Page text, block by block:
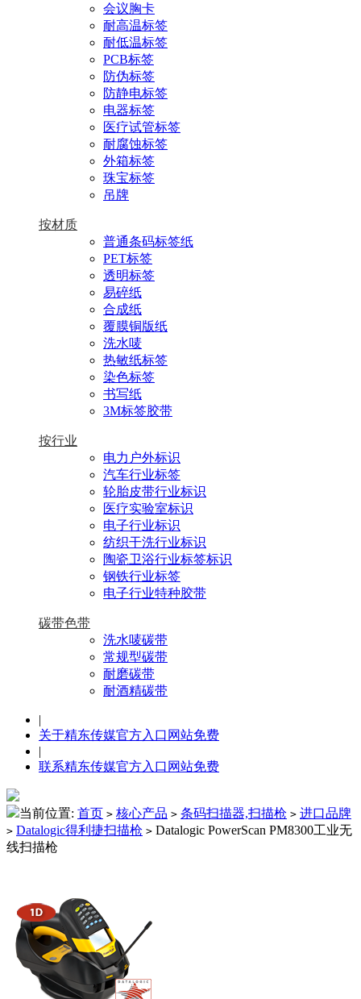
会议胸卡
耐高温标签
耐低温标签
PCB标签
防伪标签
防静电标签
电器标签
医疗试管标签
耐腐蚀标签
外箱标签
珠宝标签
吊牌
按材质
普通条码标签纸
PET标签
透明标签
易碎纸
合成纸
覆膜铜版纸
洗水唛
热敏纸标签
染色标签
书写纸
3M标签胶带
按行业
电力户外标识
汽车行业标签
轮胎皮带行业标识
医疗实验室标识
电子行业标识
纺织干洗行业标识
陶瓷卫浴行业标签标识
钢铁行业标签
电子行业特种胶带
碳带色带
洗水唛碳带
常规型碳带
耐磨碳带
耐酒精碳带
|
关于精东传媒官方入口网站免费
|
联系精东传媒官方入口网站免费
当前位置: 首页 > 核心产品 > 条码扫描器,扫描枪 > 进口品牌
> Datalogic得利捷扫描枪 > Datalogic PowerScan PM8300工业无
线扫描枪